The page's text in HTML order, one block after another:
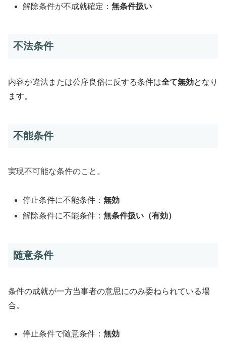
解除条件が不成就確定：無条件扱い
不法条件
内容が違法または公序良俗に反する条件は全て無効となり
ます。
不能条件
実現不可能な条件のこと。
停止条件に不能条件：無効
解除条件に不能条件：無条件扱い（有効）
随意条件
条件の成就が一方当事者の意思にのみ委ねられている場
合。
停止条件で随意条件：無効